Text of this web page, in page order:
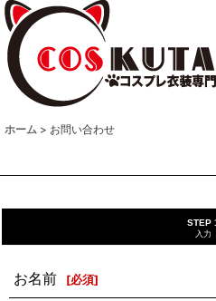
ホーム > お問い合わせ
STEP
入力
お名前 [必須]